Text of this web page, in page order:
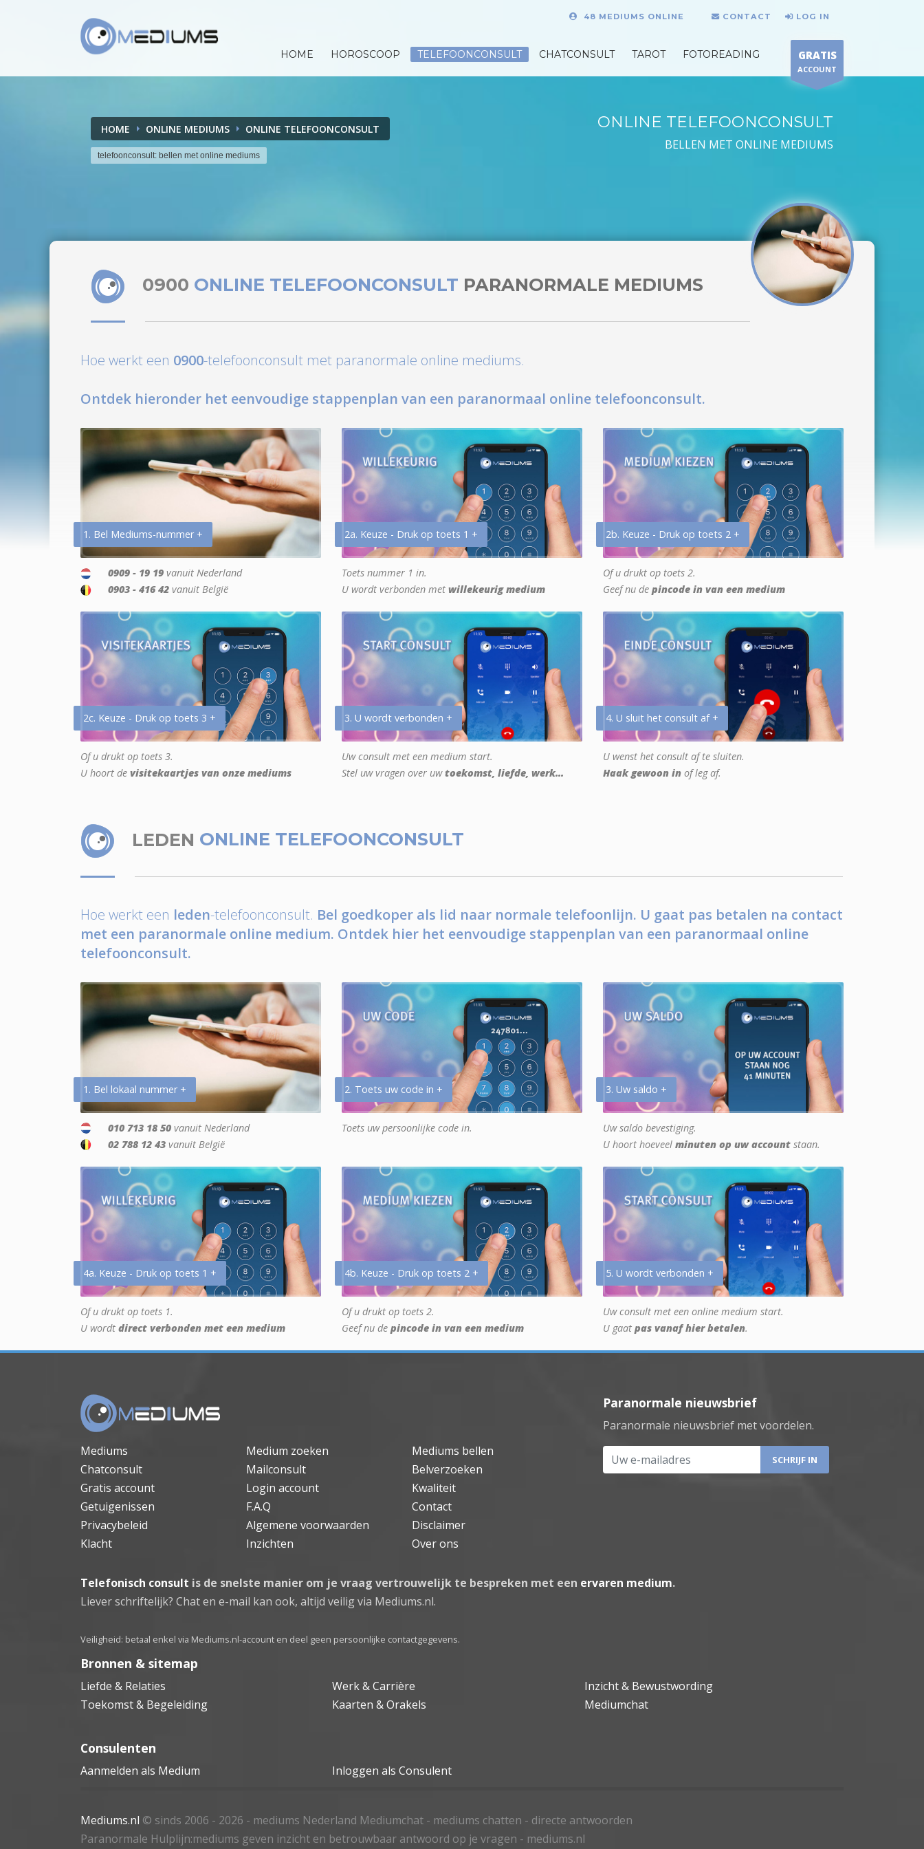
48 MEDIUMS ONLINE CONTACT LOG IN
HOME HOROSCOOP TELEFOONCONSULT CHATCONSULT TAROT FOTOREADING GRATIS
ACCOUNT
HOME ONLINE MEDIUMS ONLINE TELEFOONCONSULT
telefoonconsult: bellen met online mediums
ONLINE TELEFOONCONSULT
BELLEN MET ONLINE MEDIUMS
0900 ONLINE TELEFOONCONSULT PARANORMALE MEDIUMS
Hoe werkt een 0900-telefoonconsult met paranormale online mediums.
Ontdek hieronder het eenvoudige stappenplan van een paranormaal online telefoonconsult.
1. Bel Mediums-nummer +
0909 - 19 19 vanuit Nederland
0903 - 416 42 vanuit België
2a. Keuze - Druk op toets 1 +
Toets nummer 1 in.
U wordt verbonden met willekeurig medium
2b. Keuze - Druk op toets 2 +
Of u drukt op toets 2.
Geef nu de pincode in van een medium
2c. Keuze - Druk op toets 3 +
Of u drukt op toets 3.
U hoort de visitekaartjes van onze mediums
3. U wordt verbonden +
Uw consult met een medium start.
Stel uw vragen over uwtoekomst, liefde, werk...
4. U sluit het consult af +
U wenst het consult af te sluiten.
Haak gewoon in of leg af.
LEDEN ONLINE TELEFOONCONSULT
Hoe werkt een leden-telefoonconsult. Bel goedkoper als lid naar normale telefoonlijn. U gaat pas betalen na contact
met een paranormale online medium. Ontdek hier het eenvoudige stappenplan van een paranormaal online
telefoonconsult.
1. Bel lokaal nummer +
010 713 18 50 vanuit Nederland
02 788 12 43 vanuit België
2. Toets uw code in +
Toets uw persoonlijke code in.
3. Uw saldo +
Uw saldo bevestiging.
U hoort hoeveel minuten op uw account staan.
4a. Keuze - Druk op toets 1 +
Of u drukt op toets 1.
U wordt direct verbonden met een medium
4b. Keuze - Druk op toets 2 +
Of u drukt op toets 2.
Geef nu de pincode in van een medium
5. U wordt verbonden +
Uw consult met een online medium start.
U gaat pas vanaf hier betalen.
Mediums Medium zoeken
Mediums bellen
Chatconsult
Mailconsult
Belverzoeken
Gratis account
Login account
Kwaliteit
Getuigenissen
F.A.Q
Contact
Privacybeleid
Algemene voorwaarden
Disclaimer
Klacht
Inzichten Over ons
Paranormale nieuwsbrief
Paranormale nieuwsbrief met voordelen.
Uw e-mailadres
Telefonisch consult is de snelste manier om je vraag vertrouwelijk te bespreken met een ervaren medium.
Liever schriftelijk? Chat en e-mail kan ook, altijd veilig via Mediums.nl.
Veiligheid: betaal enkel via Mediums.nl-account en deel geen persoonlijke contactgegevens.
Bronnen & sitemap
Liefde & Relaties Werk & Carrière
Inzicht & Bewustwording
Toekomst & Begeleiding
Kaarten & Orakels Mediumchat
Consulenten
Aanmelden als Medium Inloggen als Consulent
Mediums.nl © sinds 2006 - 2026 - mediums Nederland Mediumchat - mediums chatten - directe antwoorden
Paranormale Hulplijn:mediums geven inzicht en betrouwbaar antwoord op je vragen - mediums.nl